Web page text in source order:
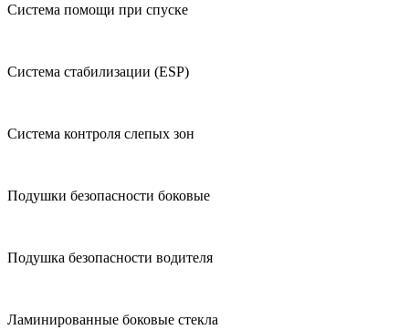
Система помощи при спуске
Система стабилизации (ESP)
Система контроля слепых зон
Подушки безопасности боковые
Подушка безопасности водителя
Ламинированные боковые стекла